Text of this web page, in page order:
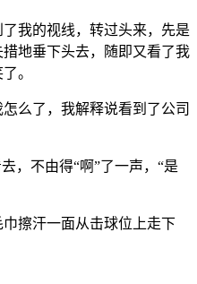
我的视线，转过头来，先是
地垂下头去，随即又看了我
。
么了，我解释说看到了公司
，不由得“啊”了一声，“是
擦汗一面从击球位上走下